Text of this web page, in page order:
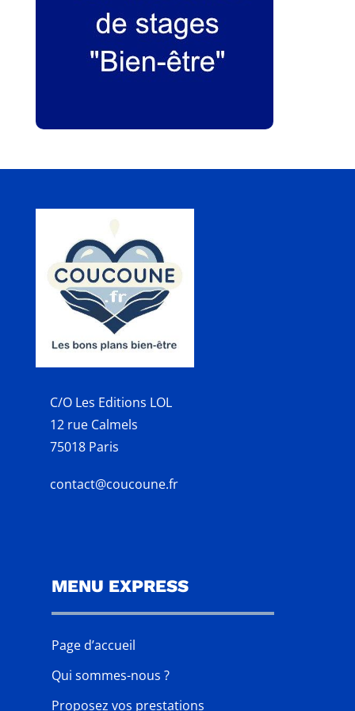
C/O Les Editions LOL
12 rue Calmels
75018 Paris
contact@coucoune.fr
MENU EXPRESS
Page d’accueil
Qui sommes-nous ?
Proposez vos prestations